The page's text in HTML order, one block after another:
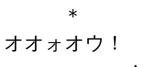
＊ + / /
オオォオウ！